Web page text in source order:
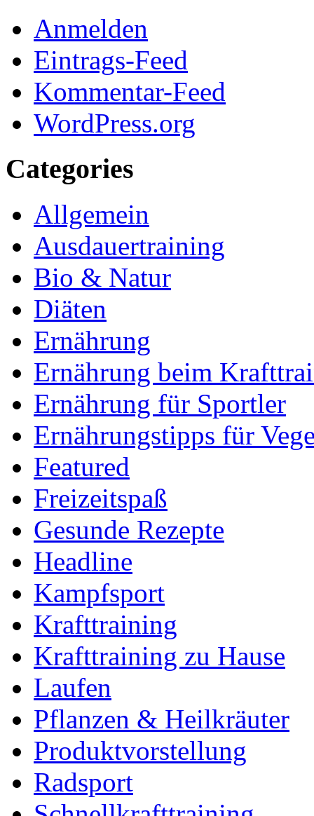
Anmelden
Eintrags-Feed
Kommentar-Feed
WordPress.org
Categories
Allgemein
Ausdauertraining
Bio & Natur
Diäten
Ernährung
Ernährung beim
Ernährung für Sportler
Ernährungstipps für
Featured
Freizeitspaß
Gesunde Rezepte
Headline
Kampfsport
Krafttraining
Krafttraining zu Hause
Laufen
Pflanzen & Heilkräuter
Produktvorstellung
Radsport